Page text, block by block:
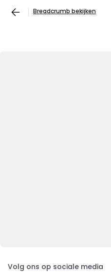
Breadcrumb bekijken
Volg ons op sociale media